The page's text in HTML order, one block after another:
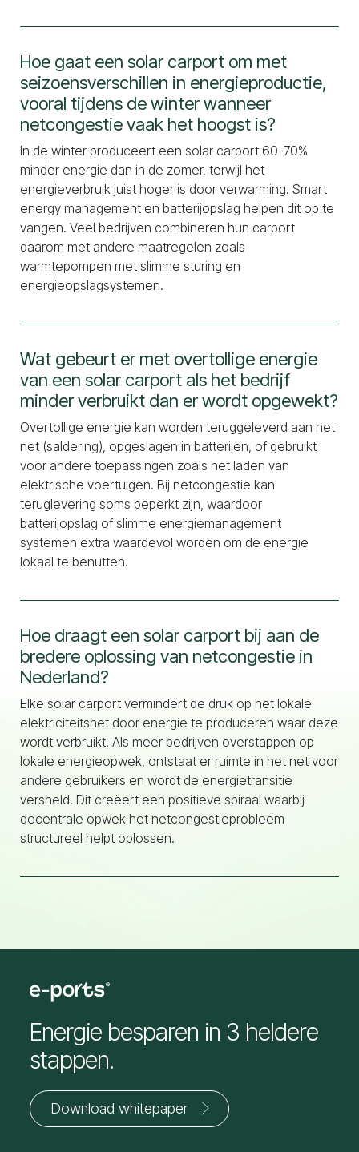
Hoe gaat een solar carport om met
seizoensverschillen in energieproductie,
vooral tijdens de winter wanneer
netcongestie vaak het hoogst is?
In de winter produceert een solar carport 60-70%
minder energie dan in de zomer, terwijl het
energieverbruik juist hoger is door verwarming. Smart
energy management en batterijopslag helpen dit op te
vangen. Veel bedrijven combineren hun carport
daarom met andere maatregelen zoals
warmtepompen met slimme sturing en
energieopslagsystemen.
Wat gebeurt er met overtollige energie
van een solar carport als het bedrijf
minder verbruikt dan er wordt opgewekt?
Overtollige energie kan worden teruggeleverd aan het
net (saldering), opgeslagen in batterijen, of gebruikt
voor andere toepassingen zoals het laden van
elektrische voertuigen. Bij netcongestie kan
teruglevering soms beperkt zijn, waardoor
batterijopslag of slimme energiemanagement
systemen extra waardevol worden om de energie
lokaal te benutten.
Hoe draagt een solar carport bij aan de
bredere oplossing van netcongestie in
Nederland?
Elke solar carport vermindert de druk op het lokale
elektriciteitsnet door energie te produceren waar deze
wordt verbruikt. Als meer bedrijven overstappen op
lokale energieopwek, ontstaat er ruimte in het net voor
andere gebruikers en wordt de energietransitie
versneld. Dit creëert een positieve spiraal waarbij
decentrale opwek het netcongestieprobleem
structureel helpt oplossen.
Energie besparen in 3 heldere
stappen.
Download whitepaper